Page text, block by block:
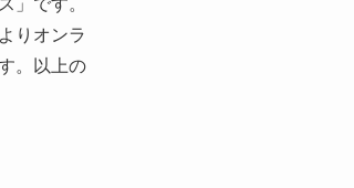
りオンラ
。以上の